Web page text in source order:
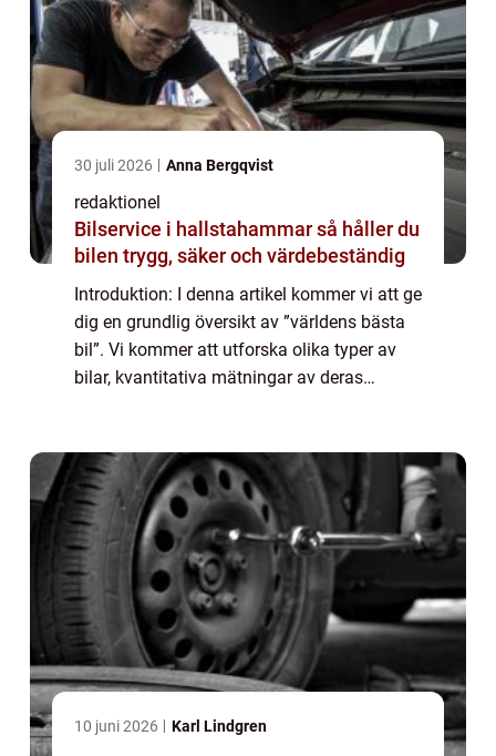
30 juli 2026 Anna Bergqvist
redaktionel
Bilservice i hallstahammar så håller du
bilen trygg, säker och värdebeständig
Introduktion: I denna artikel kommer vi att ge
dig en grundlig översikt av ”världens bästa
bil”. Vi kommer att utforska olika typer av
bilar, kvantitativa mätningar av deras
10 juni 2026 Karl Lindgren